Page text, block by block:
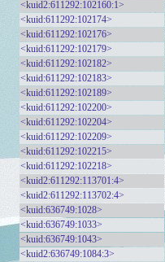
<kuid2:611292:102160:1>
<kuid:611292:102174>
<kuid:611292:102176>
<kuid:611292:102179>
<kuid:611292:102182>
<kuid:611292:102183>
<kuid:611292:102189>
<kuid:611292:102200>
<kuid:611292:102204>
<kuid:611292:102209>
<kuid:611292:102215>
<kuid:611292:102218>
<kuid2:611292:113701:4>
<kuid2:611292:113702:4>
<kuid:636749:1028>
<kuid:636749:1033>
<kuid:636749:1043>
<kuid2:636749:1084:3>